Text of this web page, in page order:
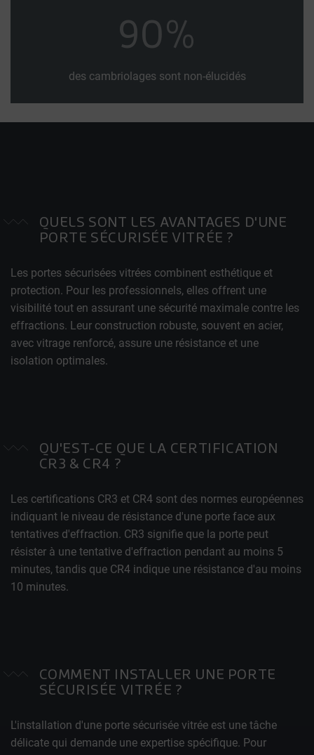
90%
des cambriolages sont non-élucidés
QUELS SONT LES AVANTAGES D'UNE
PORTE SÉCURISÉE VITRÉE ?
Les portes sécurisées vitrées combinent esthétique et
protection. Pour les professionnels, elles offrent une
visibilité tout en assurant une sécurité maximale contre les
effractions. Leur construction robuste, souvent en acier,
avec vitrage renforcé, assure une résistance et une
isolation optimales.
QU'EST-CE QUE LA CERTIFICATION
CR3 & CR4 ?
Les certifications CR3 et CR4 sont des normes européennes
indiquant le niveau de résistance d'une porte face aux
tentatives d'effraction. CR3 signifie que la porte peut
résister à une tentative d'effraction pendant au moins 5
minutes, tandis que CR4 indique une résistance d'au moins
10 minutes.
COMMENT INSTALLER UNE PORTE
SÉCURISÉE VITRÉE ?
L'installation d'une porte sécurisée vitrée est une tâche
délicate qui demande une expertise spécifique. Pour